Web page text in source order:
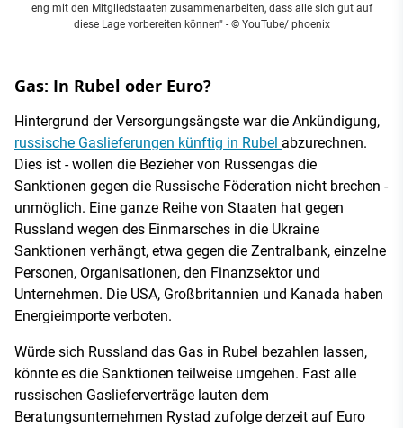
eng mit den Mitgliedstaaten zusammenarbeiten, dass alle sich gut auf
diese Lage vorbereiten können" - © YouTube/ phoenix
Gas: In Rubel oder Euro?
Hintergrund der Versorgungsängste war die Ankündigung,
russische Gaslieferungen künftig in Rubel abzurechnen.
Dies ist - wollen die Bezieher von Russengas die
Sanktionen gegen die Russische Föderation nicht brechen -
unmöglich. Eine ganze Reihe von Staaten hat gegen
Russland wegen des Einmarsches in die Ukraine
Sanktionen verhängt, etwa gegen die Zentralbank, einzelne
Personen, Organisationen, den Finanzsektor und
Unternehmen. Die USA, Großbritannien und Kanada haben
Energieimporte verboten.
Würde sich Russland das Gas in Rubel bezahlen lassen,
könnte es die Sanktionen teilweise umgehen. Fast alle
russischen Gaslieferverträge lauten dem
Beratungsunternehmen Rystad zufolge derzeit auf Euro